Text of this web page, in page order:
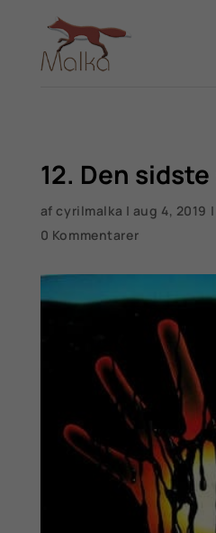
12. Den
afcyrilmalka | aug 4, 2019 |
0 Kommentarer